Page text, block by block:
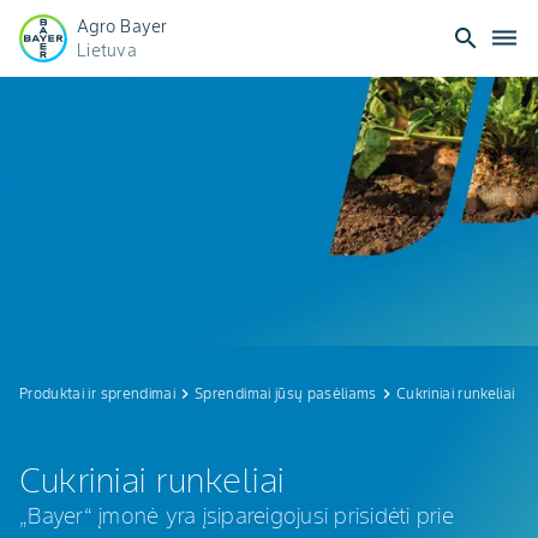
Agro Bayer
Lietuva
search dehaze
Produktai ir sprendimai keyboard_arrow_rightSprendimai jūsų pasėliams keyboard_arrow_right Cukriniai runkeliai
Cukriniai runkeliai
„Bayer“ įmonė yra įsipareigojusi prisidėti prie